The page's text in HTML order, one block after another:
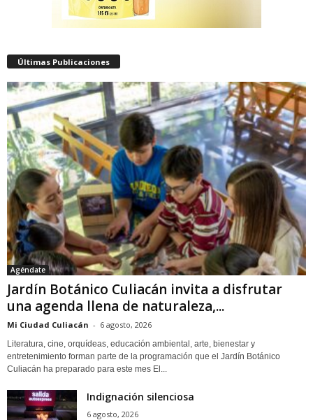
Últimas Publicaciones
Agéndate
Jardín Botánico Culiacán invita a disfrutar
una agenda llena de naturaleza,...
Mi Ciudad Culiacán - 6 agosto, 2026
Literatura, cine, orquídeas, educación ambiental, arte, bienestar y
entretenimiento forman parte de la programación que el Jardín Botánico
Culiacán ha preparado para este mes El...
Indignación silenciosa
6 agosto, 2026